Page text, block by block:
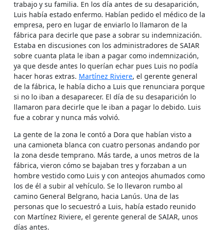
trabajo y su familia. En los día antes de su desaparición,
Luis había estado enfermo. Habían pedido el médico de la
empresa, pero en lugar de enviarlo lo llamaron de la
fábrica para decirle que pase a sobrar su indemnización.
Estaba en discusiones con los administradores de SAIAR
sobre cuanta plata le iban a pagar como indemnización,
ya que desde antes lo querían echar pues Luis no podía
hacer horas extras. Martínez Riviere, el gerente general
de la fábrica, le había dicho a Luis que renunciara porque
si no lo iban a desaparecer. El día de su desaparición lo
llamaron para decirle que le iban a pagar lo debido. Luis
fue a cobrar y nunca más volvió.
La gente de la zona le contó a Dora que habían visto a
una camioneta blanca con cuatro personas andando por
la zona desde temprano. Más tarde, a unos metros de la
fábrica, vieron cómo se bajaban tres y forzaban a un
hombre vestido como Luis y con anteojos ahumados como
los de él a subir al vehículo. Se lo llevaron rumbo al
camino General Belgrano, hacia Lanús. Una de las
personas que lo secuestró a Luis, había estado reunido
con Martínez Riviere, el gerente general de SAIAR, unos
días antes.